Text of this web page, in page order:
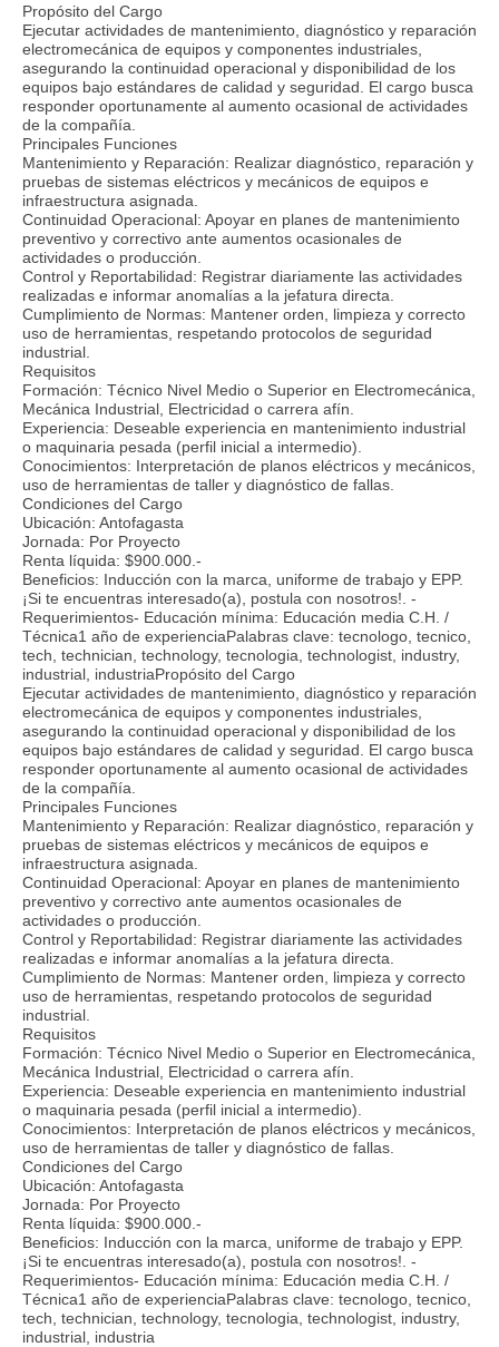
Propósito del Cargo
Ejecutar actividades de mantenimiento, diagnóstico y reparación
electromecánica de equipos y componentes industriales,
asegurando la continuidad operacional y disponibilidad de los
equipos bajo estándares de calidad y seguridad. El cargo busca
responder oportunamente al aumento ocasional de actividades
de la compañía.
Principales Funciones
Mantenimiento y Reparación: Realizar diagnóstico, reparación y
pruebas de sistemas eléctricos y mecánicos de equipos e
infraestructura asignada.
Continuidad Operacional: Apoyar en planes de mantenimiento
preventivo y correctivo ante aumentos ocasionales de
actividades o producción.
Control y Reportabilidad: Registrar diariamente las actividades
realizadas e informar anomalías a la jefatura directa.
Cumplimiento de Normas: Mantener orden, limpieza y correcto
uso de herramientas, respetando protocolos de seguridad
industrial.
Requisitos
Formación: Técnico Nivel Medio o Superior en Electromecánica,
Mecánica Industrial, Electricidad o carrera afín.
Experiencia: Deseable experiencia en mantenimiento industrial
o maquinaria pesada (perfil inicial a intermedio).
Conocimientos: Interpretación de planos eléctricos y mecánicos,
uso de herramientas de taller y diagnóstico de fallas.
Condiciones del Cargo
Ubicación: Antofagasta
Jornada: Por Proyecto
Renta líquida: $900.000.-
Beneficios: Inducción con la marca, uniforme de trabajo y EPP.
¡Si te encuentras interesado(a), postula con nosotros!. -
Requerimientos- Educación mínima: Educación media C.H. /
Técnica1 año de experienciaPalabras clave: tecnologo, tecnico,
tech, technician, technology, tecnologia, technologist, industry,
industrial, industriaPropósito del Cargo
Ejecutar actividades de mantenimiento, diagnóstico y reparación
electromecánica de equipos y componentes industriales,
asegurando la continuidad operacional y disponibilidad de los
equipos bajo estándares de calidad y seguridad. El cargo busca
responder oportunamente al aumento ocasional de actividades
de la compañía.
Principales Funciones
Mantenimiento y Reparación: Realizar diagnóstico, reparación y
pruebas de sistemas eléctricos y mecánicos de equipos e
infraestructura asignada.
Continuidad Operacional: Apoyar en planes de mantenimiento
preventivo y correctivo ante aumentos ocasionales de
actividades o producción.
Control y Reportabilidad: Registrar diariamente las actividades
realizadas e informar anomalías a la jefatura directa.
Cumplimiento de Normas: Mantener orden, limpieza y correcto
uso de herramientas, respetando protocolos de seguridad
industrial.
Requisitos
Formación: Técnico Nivel Medio o Superior en Electromecánica,
Mecánica Industrial, Electricidad o carrera afín.
Experiencia: Deseable experiencia en mantenimiento industrial
o maquinaria pesada (perfil inicial a intermedio).
Conocimientos: Interpretación de planos eléctricos y mecánicos,
uso de herramientas de taller y diagnóstico de fallas.
Condiciones del Cargo
Ubicación: Antofagasta
Jornada: Por Proyecto
Renta líquida: $900.000.-
Beneficios: Inducción con la marca, uniforme de trabajo y EPP.
¡Si te encuentras interesado(a), postula con nosotros!. -
Requerimientos- Educación mínima: Educación media C.H. /
Técnica1 año de experienciaPalabras clave: tecnologo, tecnico,
tech, technician, technology, tecnologia, technologist, industry,
industrial, industria